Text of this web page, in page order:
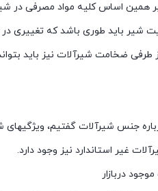
اساس کلیه مواد مصرفی در شیرآلات باید
شیر باید طوری باشد که تغییری
شیرآلات نیز باید بتواند فشار استاتیکی
جنس شیرآلات گفتیم، ویژگیهای
غیر استاندارد نیز وجود دارد.
دربازار